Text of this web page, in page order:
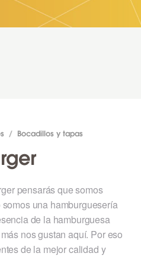
/ Bocadillos y tapas
pensarás que somos
una hamburguesería
de la hamburguesa
nos gustan aquí. Por eso
de la mejor calidad y